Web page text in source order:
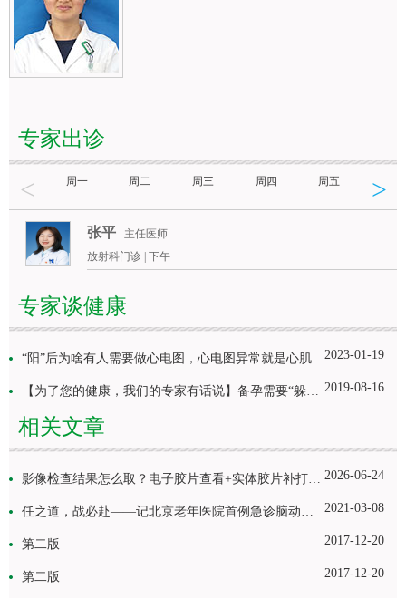
专家出诊
< 周一 周二 周三 周四 周五 >
张平
主任医师
放射科门诊 | 下午
专家谈健康
2023-01-19
“阳”后为啥有人需要做心电图，心电图异常就是心肌炎吗？
2019-08-16
【为了您的健康，我们的专家有话说】备孕需要“躲线”吗？
相关文章
2026-06-24
影像检查结果怎么取？电子胶片查看+实体胶片补打，教您~
2021-03-08
任之道，战必赴——记北京老年医院首例急诊脑动脉内取栓及溶栓术
2017-12-20
第二版
2017-12-20
第二版